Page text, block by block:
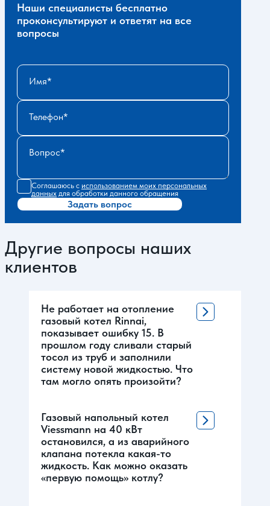
Наши специалисты бесплатно
проконсультируют и ответят на все
вопросы
Имя
Телефон
Вопрос
Соглашаюсь с использованием моих персональных
данных для обработки данного обращения
Задать вопрос
Другие вопросы наших
клиентов
Не работает на отопление
газовый котел Rinnai,
показывает ошибку 15. В
прошлом году сливали старый
тосол из труб и заполнили
систему новой жидкостью. Что
там могло опять произойти?
Газовый напольный котел
Viessmann на 40 кВт
остановился, а из аварийного
клапана потекла какая-то
жидкость. Как можно оказать
«первую помощь» котлу?